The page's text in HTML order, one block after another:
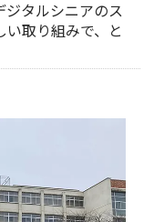
ジタルシニアのス
取り組みで、と